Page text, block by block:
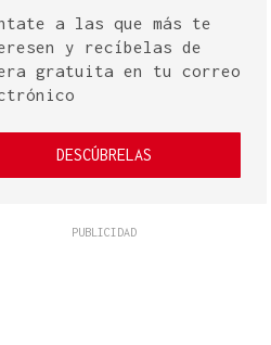
a las que más te
y recíbelas de
gratuita en tu correo
DESCÚBRELAS